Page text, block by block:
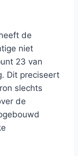
de
niet
23 van
Dit preciseert
slechts
de